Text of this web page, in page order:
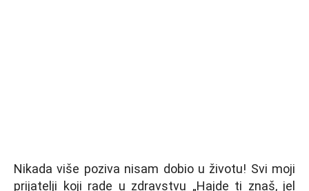
Nikada više poziva nisam dobio u životu! Svi moji
prijatelji koji rade u zdravstvu „Hajde ti znaš, jel